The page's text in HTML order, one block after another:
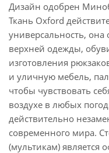
Дизайн одобрен
Ткань Oxford
универсальность,
верхней одежды,
изготовления
и уличную мебель,
чтобы чувствовать
воздухе в любых
действительно
современного мира.
(мультикам)